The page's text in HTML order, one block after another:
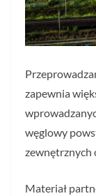
zapewnia
węglowy
zewnętrznych
Materiał